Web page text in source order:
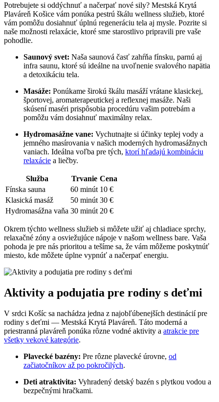
Potrebujete si oddýchnuť a načerpať nové sily? Mestská Krytá
Plaváreň Košice vám ponúka pestrú škálu wellness služieb, ktoré
vám pomôžu dosiahnuť úplnú regeneráciu tela aj mysle. Pozrite si
naše možnosti relaxácie, ktoré sme starostlivo pripravili pre vaše
pohodlie.
Saunový svet: Naša saunová časť zahŕňa fínsku, parnú aj
infra saunu, ktoré sú ideálne na uvoľnenie svalového napätia
a detoxikáciu tela.
Masáže: Ponúkame širokú škálu masáží vrátane klasickej,
športovej, aromaterapeutickej a reflexnej masáže. Naši
skúsení maséri prispôsobia procedúru vašim potrebám a
pomôžu vám dosiahnuť maximálny relax.
Hydromasážne vane: Vychutnajte si účinky teplej vody a
jemného masírovania v našich moderných hydromasážnych
vaniach. Ideálna voľba pre tých, ktorí hľadajú kombináciu
relaxácie a liečby.
Služba Trvanie Cena
Fínska sauna
60 minút 10 €
Klasická masáž
50 minút 30 €
Hydromasážna vaňa 30 minút 20 €
Okrem týchto wellness služieb si môžete užiť aj chladiace sprchy,
relaxačné zóny a osviežujúce nápoje v našom wellness bare. Vaša
pohoda je pre nás prioritou a tešíme sa, že vám môžeme poskytnúť
miesto, kde môžete úplne vypnúť a načerpať energiu.
Aktivity a podujatia pre rodiny s deťmi
V srdci Košíc sa nachádza jedna z najobľúbenejších destinácií pre
rodiny s deťmi — Mestská Krytá Plaváreň. Táto moderná a
priestranná plaváreň ponúka rôzne vodné aktivity a atrakcie pre
všetky vekové kategórie.
Plavecké bazény: Pre rôzne plavecké úrovne, od
začiatočníkov až po pokročilých.
Deti atraktivita: Vyhradený detský bazén s plytkou vodou a
bezpečnými hračkami.